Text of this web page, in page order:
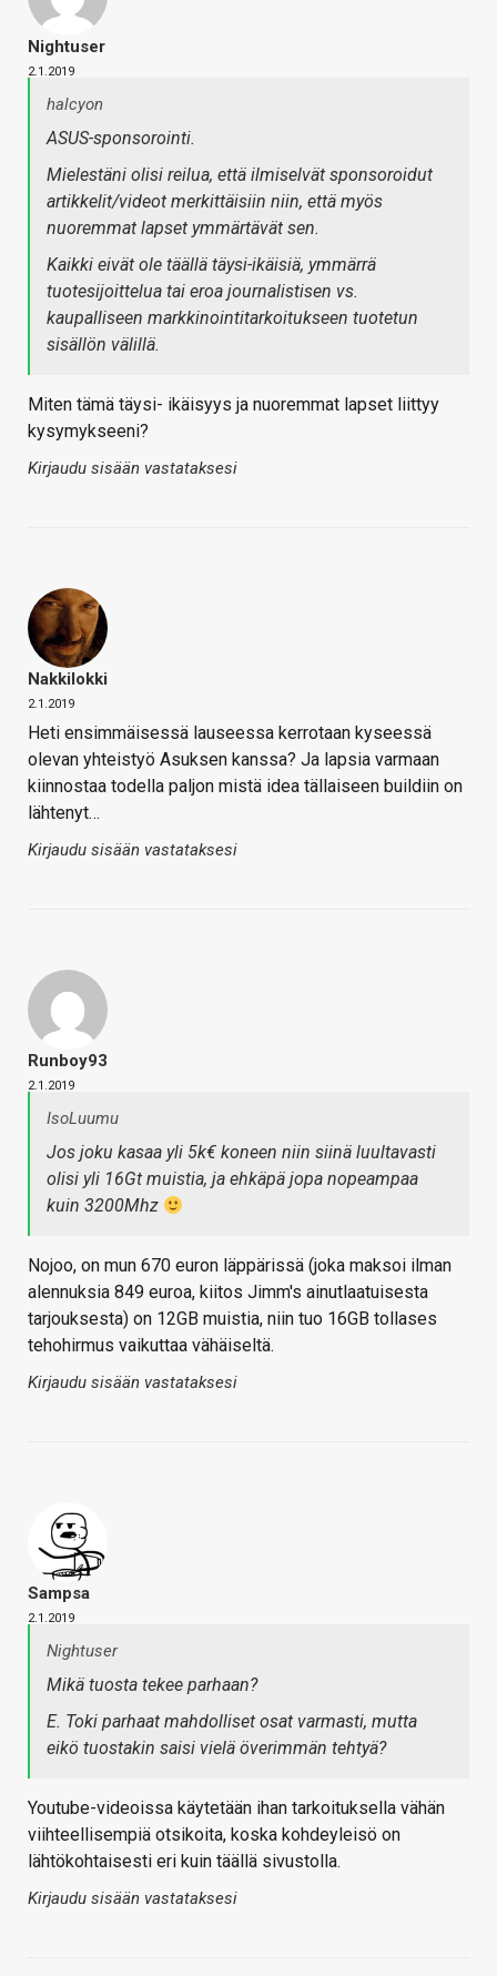
Nightuser
2.1.2019
halcyon
ASUS-sponsorointi.
Mielestäni olisi reilua, että ilmiselvät sponsoroidut
artikkelit/videot merkittäisiin niin, että myös
nuoremmat lapset ymmärtävät sen.
Kaikki eivät ole täällä täysi-ikäisiä, ymmärrä
tuotesijoittelua tai eroa journalistisen vs.
kaupalliseen markkinointitarkoitukseen tuotetun
sisällön välillä.
Miten tämä täysi- ikäisyys ja nuoremmat lapset liittyy
kysymykseeni?
Kirjaudu sisään vastataksesi
Nakkilokki
2.1.2019
Heti ensimmäisessä lauseessa kerrotaan kyseessä
olevan yhteistyö Asuksen kanssa? Ja lapsia varmaan
kiinnostaa todella paljon mistä idea tällaiseen buildiin on
lähtenyt…
Kirjaudu sisään vastataksesi
Runboy93
2.1.2019
IsoLuumu
Jos joku kasaa yli 5k€ koneen niin siinä luultavasti
olisi yli 16Gt muistia, ja ehkäpä jopa nopeampaa
kuin 3200Mhz
Nojoo, on mun 670 euron läppärissä (joka maksoi ilman
alennuksia 849 euroa, kiitos Jimm's ainutlaatuisesta
tarjouksesta) on 12GB muistia, niin tuo 16GB tollases
tehohirmus vaikuttaa vähäiseltä.
Kirjaudu sisään vastataksesi
Sampsa
2.1.2019
Nightuser
Mikä tuosta tekee parhaan?
E. Toki parhaat mahdolliset osat varmasti, mutta
eikö tuostakin saisi vielä överimmän tehtyä?
Youtube-videoissa käytetään ihan tarkoituksella vähän
viihteellisempiä otsikoita, koska kohdeyleisö on
lähtökohtaisesti eri kuin täällä sivustolla.
Kirjaudu sisään vastataksesi